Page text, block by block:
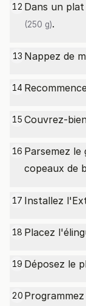
12 Dans un
(250 g).
13 Nappez de
14
15 Couvrez-
16 Parsemez
copeaux de
17 Installez
18 Placez
19 Déposez le
20